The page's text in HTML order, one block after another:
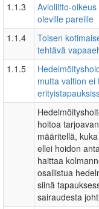
1.1.3
Avioliitto-
oleville pareille
1.1.4
Toisen
tehtävä
1.1.5
mutta valtion ei
hoitoa
määritellä,
ellei hoidon
haittaa
osallistua
siinä
sairaudesta